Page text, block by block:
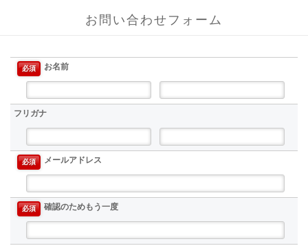
お問い合わせフォーム
必須 お名前
フリガナ
必須 メールアドレス
必須 確認のためもう一度